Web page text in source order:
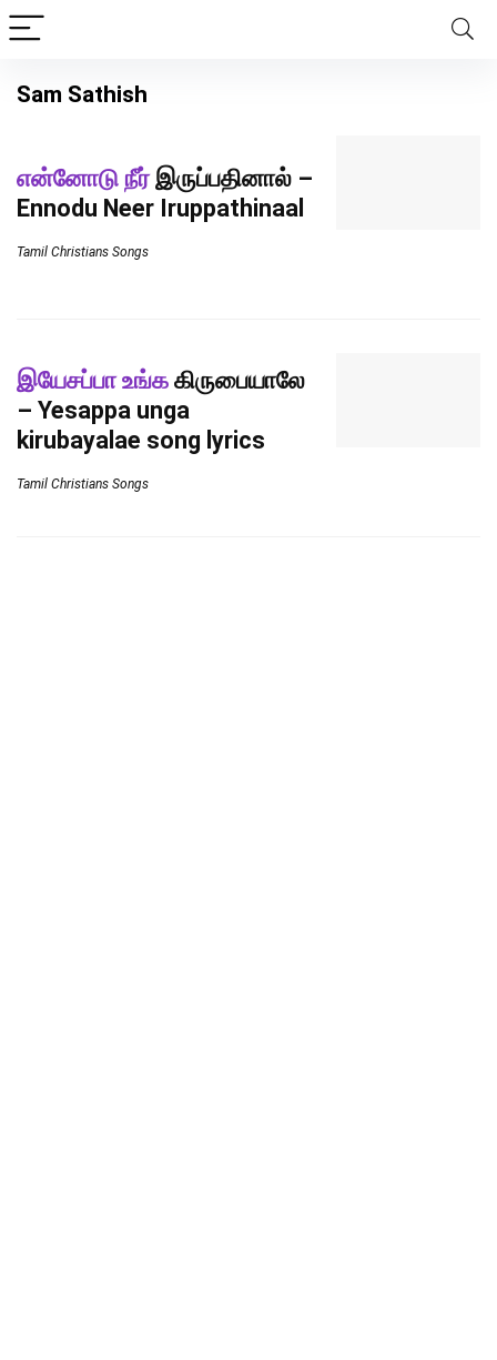
Sam Sathish
என்னோடு நீர்இருப்பதினால் –
Ennodu Neer Iruppathinaal
Tamil Christians Songs
இயேசப்பா உங்க கிருபையாலே
– Yesappa unga
kirubayalae song lyrics
Tamil Christians Songs